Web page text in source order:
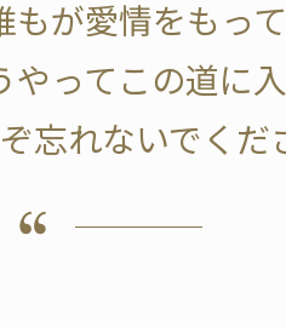
が愛情をもっ
ってこの道に
忘れないでくだ